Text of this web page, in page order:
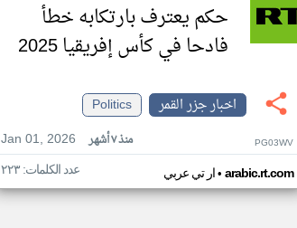
حكم يعترف بارتكابه خطأ
فادحا في كأس إفريقيا 2025
اخبار جزر القمر
Politics
Jan 01, 2026
منذ ٧ أشهر PG03WV
ار تي عربي• arabic.rt.com عدد الكلمات: ٢٢٣